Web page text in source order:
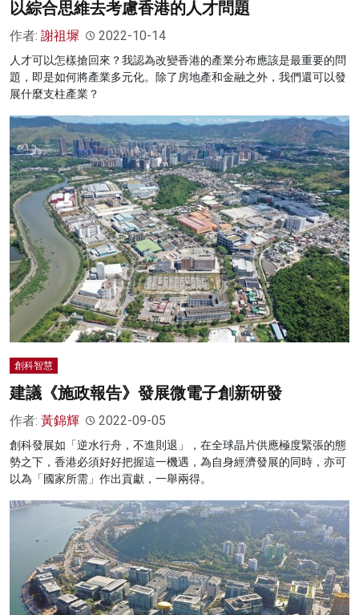
以綜合思維去考慮香港的人才問題
作者: 謝祖墀 2022-10-14
人才可以怎樣搶回來？我認為改變香港的產業分布應該是最重要的問
題，即是如何將產業多元化。除了房地產和金融之外，我們還可以發
展什麼支柱產業？
創科智慧
建議《施政報告》發展微電子創新研發
作者: 黃錦輝 2022-09-05
創科發展如「逆水行舟，不進則退」，在全球晶片供應極度緊張的態
勢之下，香港必須好好把握這一機遇，為自身經濟發展的同時，亦可
以為「國家所需」作出貢獻，一舉兩得。